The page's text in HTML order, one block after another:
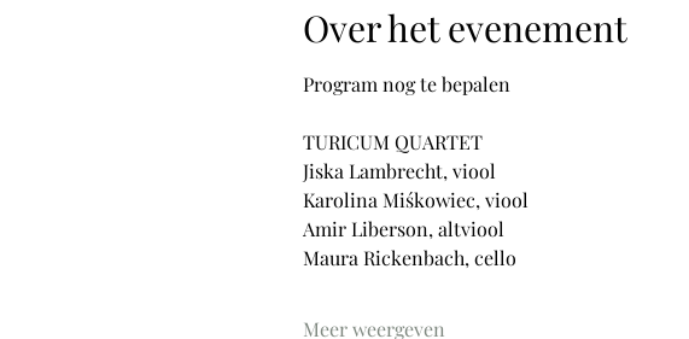
Over het evenement
Program nog te bepalen
TURICUM QUARTET
Jiska Lambrecht, viool
Karolina Miśkowiec, viool
Amir Liberson, altviool
Maura Rickenbach, cello
Meer weergeven